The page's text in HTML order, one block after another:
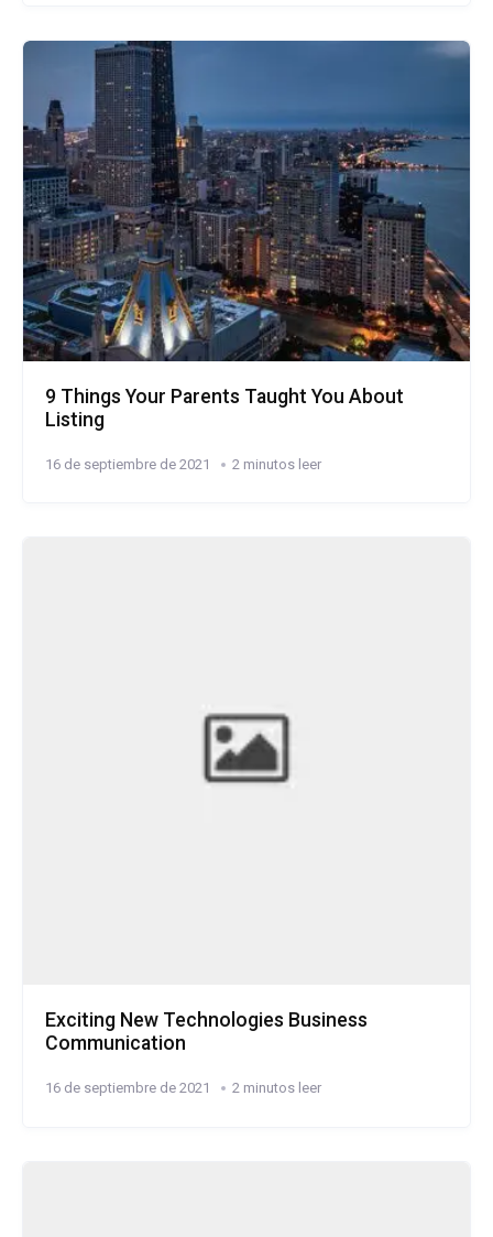
9 Things Your Parents Taught You About
Listing
16 de septiembre de 2021 2 minutos leer
Exciting New Technologies Business
Communication
16 de septiembre de 2021 2 minutos leer